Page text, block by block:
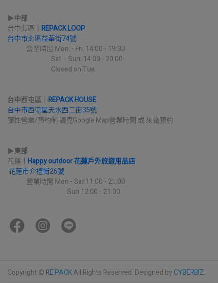
▶︎中部
台中北區
REPACK LOOP
台中市北區益華街74號
營業時間 Mon. - Fri. 14:00 - 19:30
Sat. - Sun. 14:00 - 20:00
Closed on Tue.
台中西屯區
REPACK HOUSE
台中市西屯區天水西二街35號
彈性營業/預約制 請見Google Map營業時間 或 來電預約
▶︎東部
花蓮
Happy outdoor 花蓮戶外旅遊用品店
花蓮市介禮街26號
營業時間 Mon - Sat 11:00 - 21:00
Sun 12:00 - 21:00
Copyright ©RE.PACKAll Rights Reserved. Designed byCYBERBIZ.